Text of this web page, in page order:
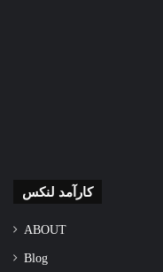
کارآمد لنکس
ABOUT
Blog